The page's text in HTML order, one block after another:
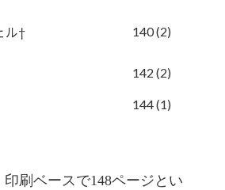
ル† 140 (2)
142 (2)
144 (1)
刷ベースで148ページとい